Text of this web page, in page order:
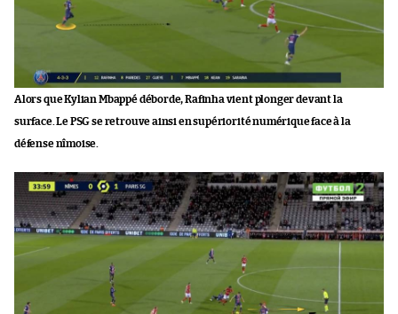
Alors que Kylian Mbappé déborde, Rafinha vient plonger devant la
surface. Le PSG se retrouve ainsi en supériorité numérique face à la
défense nîmoise.